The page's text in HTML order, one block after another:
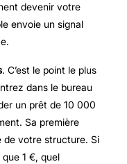
devenir votre
envoie un signal
. C’est le point le plus
dans le bureau
un prêt de 10 000
Sa première
de votre structure. Si
1 €, quel